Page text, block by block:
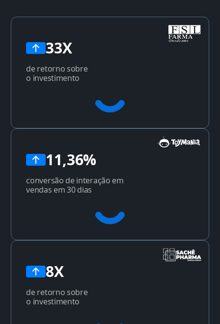
33X
de retorno sobre
o investimento
11,36%
conversão de interação em
vendas em 30 dias
8X
de retorno sobre
o investimento